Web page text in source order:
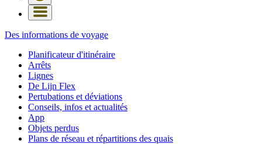
Des informations de voyage
Planificateur d'itinéraire
Arrêts
Lignes
De Lijn Flex
Pertubations et déviations
Conseils, infos et actualités
App
Objets perdus
Plans de réseau et répartitions des quais